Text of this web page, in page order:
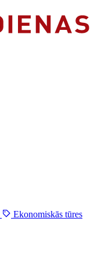
Ekonomiskās tūres